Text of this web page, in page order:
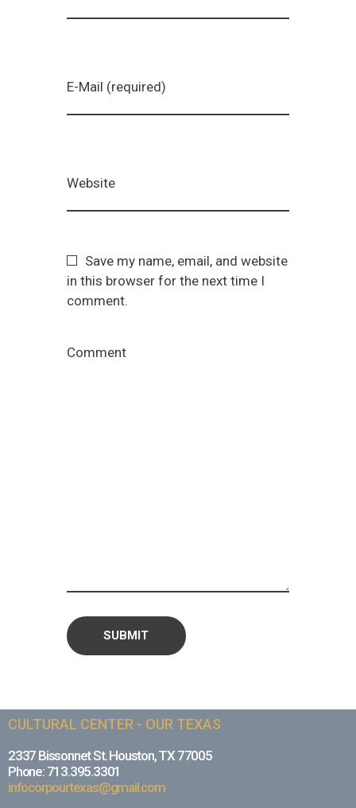
E-Mail (required)
Website
Save my name, email, and website
in this browser for the next time I
comment.
Comment
CULTURAL CENTER - OUR TEXAS
2337 Bissonnet St. Houston, TX 77005
Phone: 713.395.3301
infocorpourtexas@gmail.com